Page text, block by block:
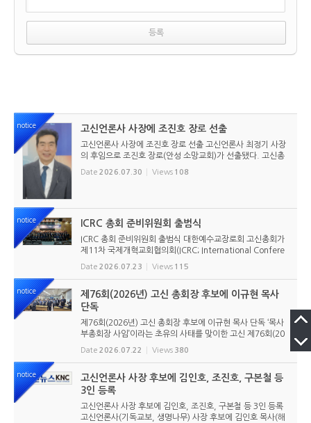
notice 고신언론사 사장에 조진호 장로 선출
고신언론사 사장에 조진호 장로 선출 고신언론사 최정기 사장
의 후임으로 조진호 장로(안성 소망교회)가 선출됐다. 고신총
회 유지재단 이사회는 2026년 7월 30일(목) 오전 11시 고신
총회회관 3층에서 임시이사회를 열고, 조진호 장로를 차기 사
Date 2026.07.30 Views 108
notice ICRC 총회 준비위원회 출범식
ICRC 총회 준비위원회 출범식 대한예수교장로회 고신총회가
제11차 국제개혁교회협의회(ICRC; International Confere
nce of Reformed Churches) 총회를 앞두고 본격적인 준비
에 들어갔다. 2026년 7월 20일 서울 남서울교회에서 ‘ICRC
Date 2026.07.23 Views 115
notice
제76회(2026년) 고신 총회장 후보에 이규현 목사
단독
제76회(2026년) 고신 총회장 후보에 이규현 목사 단독 ‘목사
부총회장 사임’이라는 초유의 사태를 맞이한 고신 제76회(20
26년) 총회장 후보에 이규현 목사(인천노회) 단독으로 입후보
했다. 6월 9일 경남마산노회의 추천을 받아 입후보했던 강영
Date 2026.07.22 Views 380
notice
고신언론사 사장 후보에 김인호, 조진호, 구본철 등
3인 등록
고신언론사 사장 후보에 김인호, 조진호, 구본철 등 3인 등록
고신언론사(기독교보, 생명나무) 사장 후보에 김인호 목사(해